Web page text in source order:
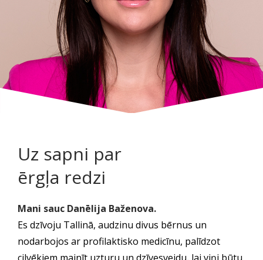
Uz sapni par
ērgļa redzi
Mani sauc Danēlija Bаženova.
Es dzīvoju Tallinā, audzinu divus bērnus un
nodarbojos ar profilaktisko medicīnu, palīdzot